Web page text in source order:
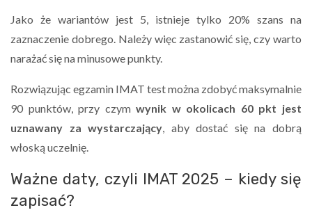
Jako że wariantów jest 5, istnieje tylko 20% szans na
zaznaczenie dobrego. Należy więc zastanowić się, czy warto
narażać się na minusowe punkty.
Rozwiązując egzamin IMAT test można zdobyć maksymalnie
90 punktów, przy czymwynik w okolicach 60 pkt jest
uznawany za wystarczający , aby dostać się na dobrą
włoską uczelnię.
Ważne daty, czyli IMAT 2025 – kiedy się
zapisać?